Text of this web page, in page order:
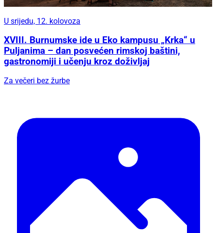
U srijedu, 12. kolovoza
XVIII. Burnumske ide u Eko kampusu „Krka“ u
Puljanima – dan posvećen rimskoj baštini,
gastronomiji i učenju kroz doživljaj
Za večeri bez žurbe